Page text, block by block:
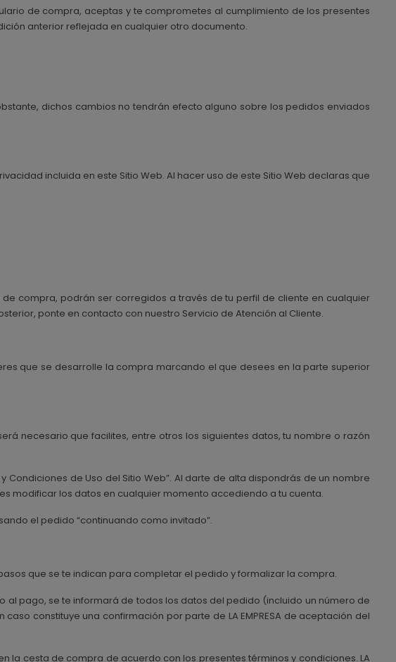
de compra, aceptas y te comprometes al cumplimiento de los presentes
anterior reflejada en cualquier otro documento.
dichos cambios no tendrán efecto alguno sobre los pedidos enviados
incluida en este Sitio Web. Al hacer uso de este Sitio Web declaras que
compra, podrán ser corregidos a través de tu perfil de cliente en cualquier
ponte en contacto con nuestro Servicio de Atención al Cliente.
que se desarrolle la compra marcando el que desees en la parte superior
necesario que facilites, entre otros los siguientes datos, tu nombre o razón
de Uso del Sitio Web”. Al darte de alta dispondrás de un nombre
modificar los datos en cualquier momento accediendo a tu cuenta.
el pedido “continuando como invitado”.
que se te indican para completar el pedido y formalizar la compra.
pago, se te informará de todos los datos del pedido (incluido un número de
constituye una confirmación por parte de LA EMPRESA de aceptación del
cesta de compra de acuerdo con los presentes términos y condiciones. LA